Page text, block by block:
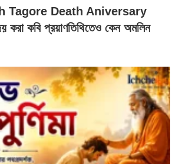
Tagore Death Aniversary
কবি প্রয়াণতিথিতেও কেন অমলিন